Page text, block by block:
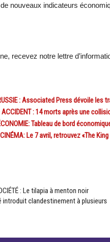
nouveaux indicateurs
recevez notre lettre
: Associated Press dévoile
ACCIDENT : 14 morts après une
Tableau de bord
Le 7 avril, retrouvez «The
: Le tilapia à menton noir
introduit clandestinement à plusieurs